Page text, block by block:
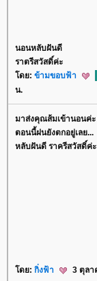
นอนหลับฝันดี
ราตรีสวัสดิ์ค่ะ
ดย: ข้ามขอบฟ้า
น.
มาส่งคุณส้มเข้านอนค่
ตอนนี้ฝนยังตกอยู่เลย...
หลับฝันดี ราครีสวัสดิ์ค่ะ
ดย: กิ่งฟ้า 3 ตุลา